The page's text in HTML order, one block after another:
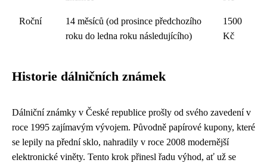
Roční
14 měsíců (od prosince předchozího
roku do ledna roku následujícího)
1500
Kč
Historie dálničních známek
Dálniční známky v České republice prošly od svého zavedení v
roce 1995 zajímavým vývojem. Původně papírové kupony, které
se lepily na přední sklo, nahradily v roce 2008 modernější
elektronické viněty. Tento krok přinesl řadu výhod, ať už se